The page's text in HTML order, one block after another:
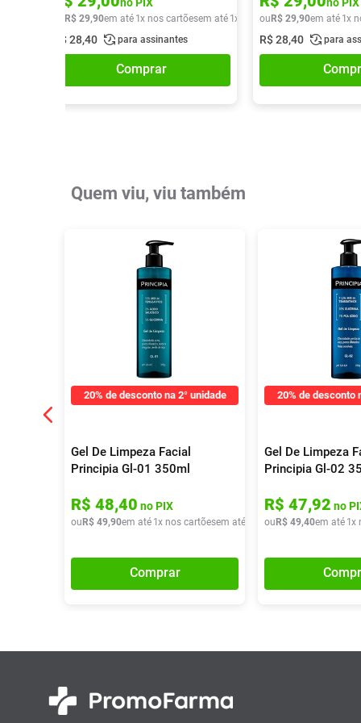
R$ 29,90em até 1x nos cartõesem até 1x de R$ 29,90
R$ 28,40 para assinantes
Comprar
ouR$ 29,90em até 1x
R$28,40 para
Quem viu, viu também
20% de desconto na 2° unidade
Gel De Limpeza Facial
Principia Gl-01 350ml
R$ 48,40 no PIX
ouR$ 49,90em até 1x nos cartõesem até x deR$ 49,90
Comprar
20% de desconto
Gel De Limpeza
Principia Gl-02
R$ 47,92 no
ouR$ 49,40em até 1x